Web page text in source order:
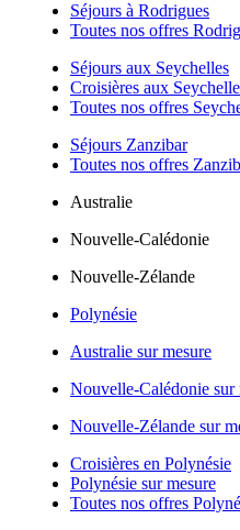
Séjours à Rodrigues
Toutes nos offres
Séjours aux Seychelles
Croisières aux
Toutes nos offres
Séjours Zanzibar
Toutes nos offres
Australie
Nouvelle-Calédonie
Nouvelle-Zélande
Polynésie
Australie sur mesure
Nouvelle-Calédonie sur
Nouvelle-Zélande sur
Croisières en Polynésie
Polynésie sur mesure
Toutes nos offres